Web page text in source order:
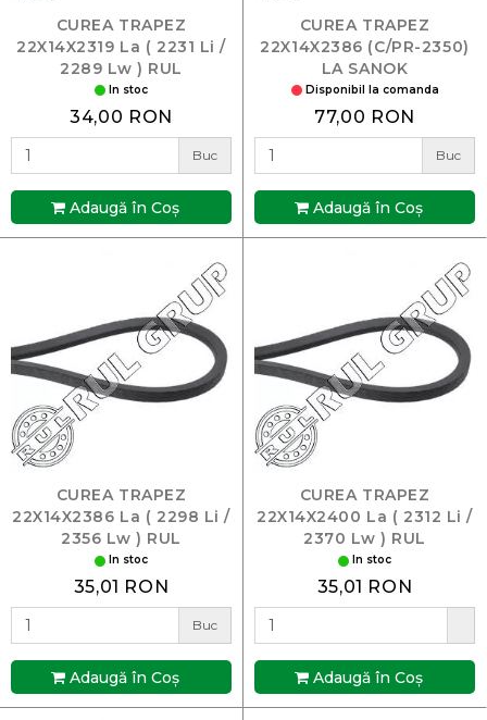
CUREA TRAPEZ
22X14X2319 La ( 2231 Li /
2289 Lw ) RUL
In stoc
34,00 RON
Buc
Adaugă în Coş
CUREA TRAPEZ
22X14X2386 (C/PR-2350)
LA SANOK
Disponibil la comanda
77,00 RON
Buc
Adaugă în Coş
CUREA TRAPEZ
22X14X2386 La ( 2298 Li /
2356 Lw ) RUL
In stoc
35,01 RON
Buc
Adaugă în Coş
CUREA TRAPEZ
22X14X2400 La ( 2312 Li /
2370 Lw ) RUL
In stoc
35,01 RON
Adaugă în Coş